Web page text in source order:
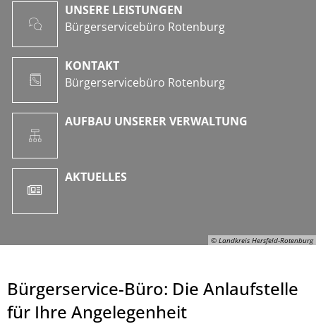
© Landkreis Hersfeld-Rotenburg
UNSERE LEISTUNGEN
Bürgerservicebüro Rotenburg
KONTAKT
Bürgerservicebüro Rotenburg
AUFBAU UNSERER VERWALTUNG
AKTUELLES
Bürgerservice-Büro: Die Anlaufstelle
für Ihre Angelegenheit